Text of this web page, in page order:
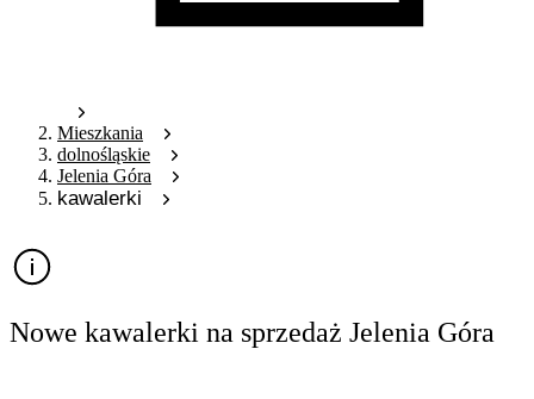
Mieszkania
dolnośląskie
Jelenia Góra
kawalerki
Nowe kawalerki na sprzedaż Jelenia Góra